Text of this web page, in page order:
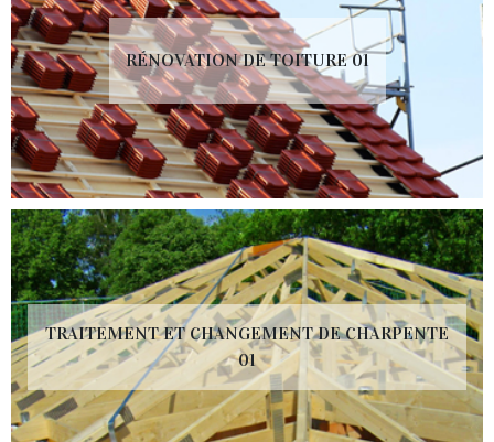
RÉNOVATION DE TOITURE 01
TRAITEMENT ET CHANGEMENT DE CHARPENTE
01